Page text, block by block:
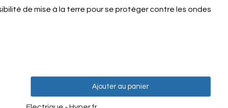
de mise à la terre pour se protéger contre les ondes
Ajouter au panier